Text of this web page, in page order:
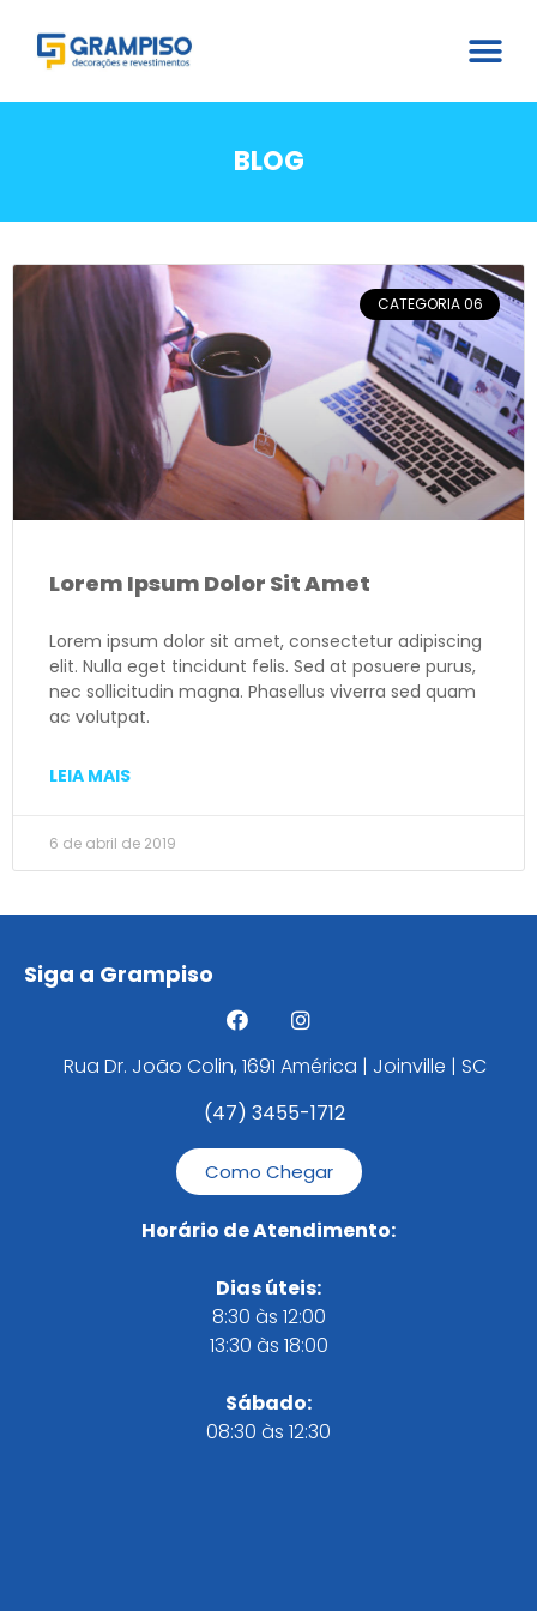
BLOG
CATEGORIA 06
Lorem Ipsum Dolor Sit Amet
Lorem ipsum dolor sit amet, consectetur adipiscing
elit. Nulla eget tincidunt felis. Sed at posuere purus,
nec sollicitudin magna. Phasellus viverra sed quam
ac volutpat.
LEIA MAIS
6 de abril de 2019
Siga a Grampiso
Rua Dr. João Colin, 1691 América | Joinville | SC
(47) 3455-1712
Como Chegar
Horário de Atendimento:
Dias úteis:
8:30 às 12:00
13:30 às 18:00
Sábado:
08:30 às 12:30